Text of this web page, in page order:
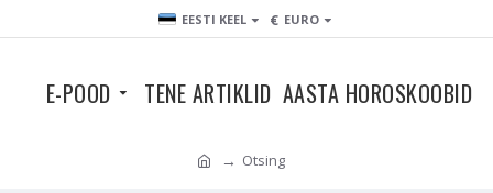
EESTI KEEL € EURO
E-POOD TENE ARTIKLID AASTA HOROSKOOBID
Otsing